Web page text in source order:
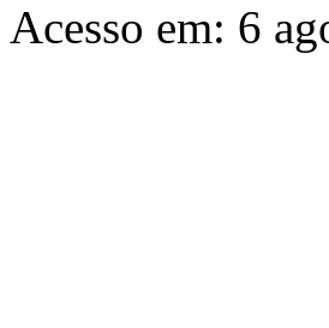
Acesso em: 6